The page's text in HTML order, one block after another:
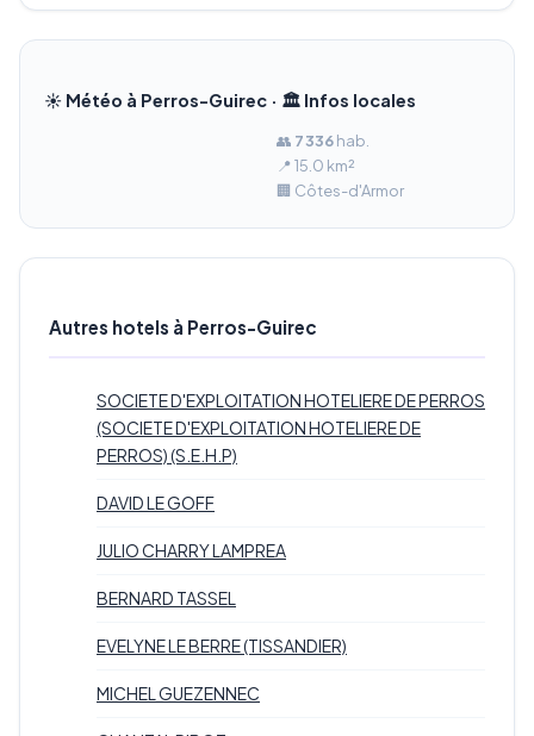
☀️ Météo à Perros-Guirec · 🏛️ Infos locales
👥 7 336hab.
📍 15.0 km²
🏢 Côtes-d'Armor
Autres hotels à Perros-Guirec
SOCIETE D'EXPLOITATION HOTELIERE DE PERROS
(SOCIETE D'EXPLOITATION HOTELIERE DE
PERROS) (S.E.H.P)
DAVID LE GOFF
JULIO CHARRY LAMPREA
BERNARD TASSEL
EVELYNE LE BERRE (TISSANDIER)
MICHEL GUEZENNEC